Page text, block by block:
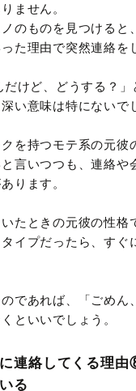
ません。
のものを見つけると
た理由で突然連絡を
だけど、どうする？」
い意味は特にないで
を持つモテ系の元彼
言いつつも、連絡や
ります。
たときの元彼の性
イプだったら、すぐ
であれば、「ごめん
といいでしょう。
連絡してくる理
る